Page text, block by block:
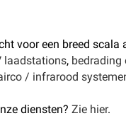
voor een breed scala
laadstations, bedrading
/ infrarood
diensten? Zie hier.